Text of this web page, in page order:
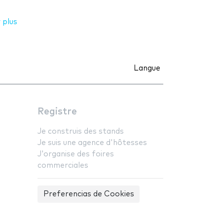
Langue
Registre
Je construis des stands
Je suis une agence d'hôtesses
J'organise des foires
commerciales
Preferencias de Cookies